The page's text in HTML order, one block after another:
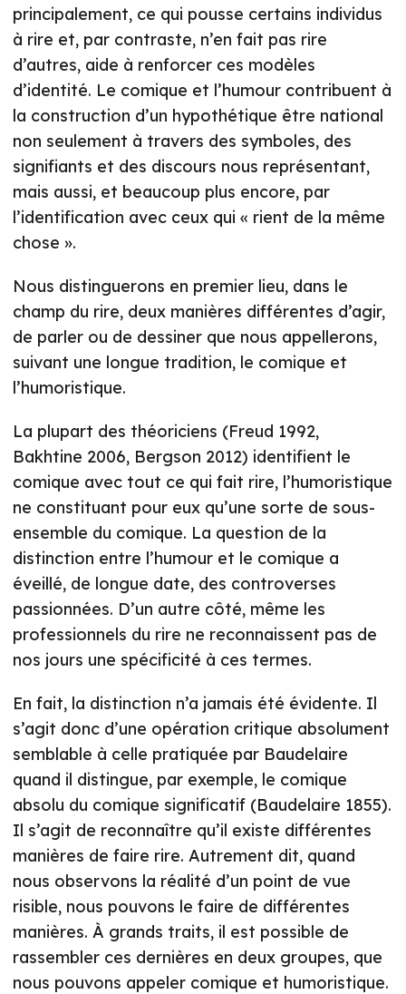
principalement, ce qui pousse certains individus
à rire et, par contraste, n’en fait pas rire
d’autres, aide à renforcer ces modèles
d’identité. Le comique et l’humour contribuent à
la construction d’un hypothétique être national
non seulement à travers des symboles, des
signifiants et des discours nous représentant,
mais aussi, et beaucoup plus encore, par
l’identification avec ceux qui « rient de la même
chose ».
Nous distinguerons en premier lieu, dans le
champ du rire, deux manières différentes d’agir,
de parler ou de dessiner que nous appellerons,
suivant une longue tradition, le comique et
l’humoristique.
La plupart des théoriciens (Freud 1992,
Bakhtine 2006, Bergson 2012) identifient le
comique avec tout ce qui fait rire, l’humoristique
ne constituant pour eux qu’une sorte de sous-
ensemble du comique. La question de la
distinction entre l’humour et le comique a
éveillé, de longue date, des controverses
passionnées. D’un autre côté, même les
professionnels du rire ne reconnaissent pas de
nos jours une spécificité à ces termes.
En fait, la distinction n’a jamais été évidente. Il
s’agit donc d’une opération critique absolument
semblable à celle pratiquée par Baudelaire
quand il distingue, par exemple, le comique
absolu du comique significatif (Baudelaire 1855).
Il s’agit de reconnaître qu’il existe différentes
manières de faire rire. Autrement dit, quand
nous observons la réalité d’un point de vue
risible, nous pouvons le faire de différentes
manières. À grands traits, il est possible de
rassembler ces dernières en deux groupes, que
nous pouvons appeler comique et humoristique.